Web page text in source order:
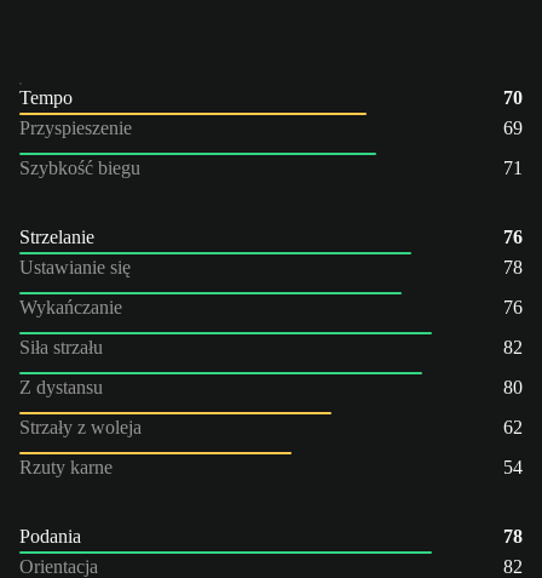
Tempo
70
Przyspieszenie
69
Szybkość biegu
71
Strzelanie
76
Ustawianie się
78
Wykańczanie
76
Siła strzału
82
Z dystansu
80
Strzały z woleja
62
Rzuty karne
54
Podania
78
Orientacja
82